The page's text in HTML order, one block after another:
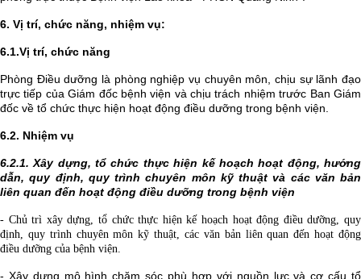
6. Vị trí, chức năng, nhiệm vụ:
6.1.Vị trí, chức năng
Phòng Điều dưỡng là phòng nghiệp vụ chuyên môn, chịu sự lãnh đạo
trực tiếp của Giám đốc bệnh viện và chịu trách nhiệm trước Ban Giám
đốc về tổ chức thực hiện hoạt động điều dưỡng trong bệnh viện.
6.2. Nhiệm vụ
6.2.1.Xây dựng, tổ chức thực hiện kế hoạch hoạt động, hướng
dẫn, quy định, quy trình chuyên môn kỹ thuật và các văn bản
liên quan đến hoạt động điều dưỡng trong bệnh viện
- Chủ trì xây dựng, tổ chức thực hiện kế hoạch hoạt động điều dưỡng, quy
định, quy trình chuyên môn kỹ thuật, các văn bản liên quan đến hoạt động
điều dưỡng của bệnh viện.
- Xây dựng mô hình chăm sóc phù hợp với nguồn lực và cơ cấu tổ